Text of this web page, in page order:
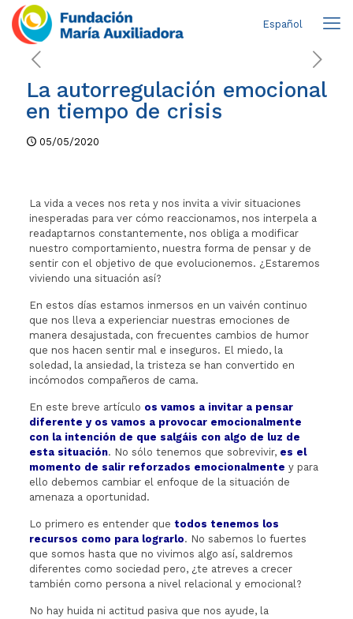
Español
La autorregulación emocional
en tiempo de crisis
05/05/2020
La vida a veces nos reta y nos invita a vivir situaciones
inesperadas para ver cómo reaccionamos, nos interpela a
readaptarnos constantemente, nos obliga a modificar
nuestro comportamiento, nuestra forma de pensar y de
sentir con el objetivo de que evolucionemos. ¿Estaremos
viviendo una situación así?
En estos días estamos inmersos en un vaivén continuo
que nos lleva a experienciar nuestras emociones de
manera desajustada, con frecuentes cambios de humor
que nos hacen sentir mal e inseguros. El miedo, la
soledad, la ansiedad, la tristeza se han convertido en
incómodos compañeros de cama.
En este breve artículo os vamos a invitar a pensar
diferente y os vamos a provocar emocionalmente
con la intención de que salgáis con algo de luz de
esta situación. No sólo tenemos que sobrevivir, es el
momento de salir reforzados emocionalmente y para
ello debemos cambiar el enfoque de la situación de
amenaza a oportunidad.
Lo primero es entender que todos tenemos los
recursos como para lograrlo. No sabemos lo fuertes
que somos hasta que no vivimos algo así, saldremos
diferentes como sociedad pero, ¿te atreves a crecer
también como persona a nivel relacional y emocional?
No hay huida ni actitud pasiva que nos ayude, la